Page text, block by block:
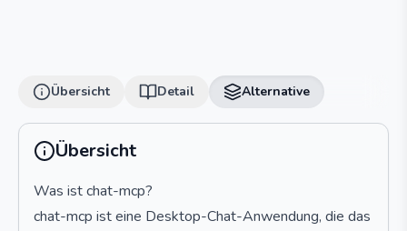
Übersicht Detail Alternative
Übersicht
Was ist chat-mcp?
chat-mcp ist eine Desktop-Chat-Anwendung, die das